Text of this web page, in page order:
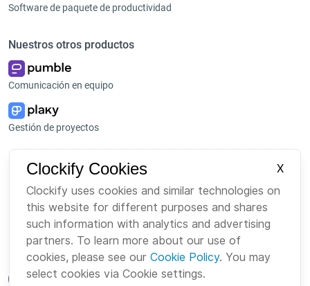
Software de paquete de productividad
Nuestros otros productos
Comunicación en equipo
Gestión de proyectos
Plataforma
Paquete
Bundle
Mercado
Sobre nosotros
Carreras
Marca
Clockify Cookies
X
Clockify uses cookies and similar technologies on
this website for different purposes and shares
such information with analytics and advertising
partners. To learn more about our use of
cookies, please see our Cookie Policy. You may
select cookies via Cookie settings.